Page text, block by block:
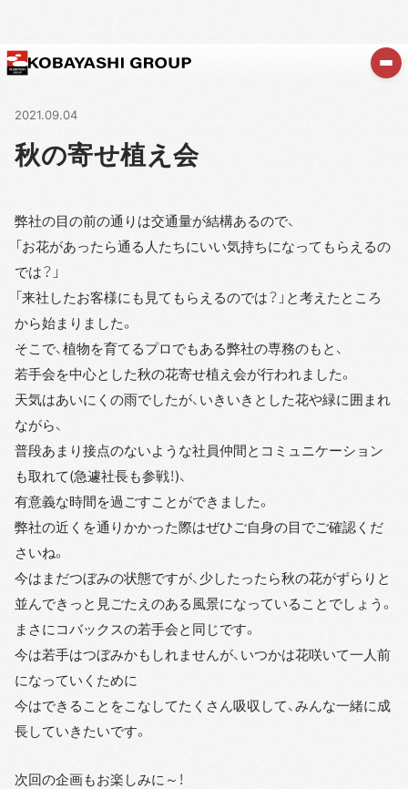
2021.09.04
秋の寄せ植え会
弊社の目の前の通りは交通量が結構あるので、
「お花があったら通る人たちにいい気持ちになってもらえるの
では？」
「来社したお客様にも見てもらえるのでは？」と考えたところ
から始まりました。
そこで、植物を育てるプロでもある弊社の専務のもと、
若手会を中心とした秋の花寄せ植え会が行われました。
天気はあいにくの雨でしたが、いきいきとした花や緑に囲まれ
ながら、
普段あまり接点のないような社員仲間とコミュニケーション
も取れて(急遽社長も参戦！)、
有意義な時間を過ごすことができました。
弊社の近くを通りかかった際はぜひご自身の目でご確認くだ
さいね。
今はまだつぼみの状態ですが、少したったら秋の花がずらりと
並んできっと見ごたえのある風景になっていることでしょう。
まさにコバックスの若手会と同じです。
今は若手はつぼみかもしれませんが、いつかは花咲いて一人前
になっていくために
今はできることをこなしてたくさん吸収して、みんな一緒に成
長していきたいです。
次回の企画もお楽しみに～！